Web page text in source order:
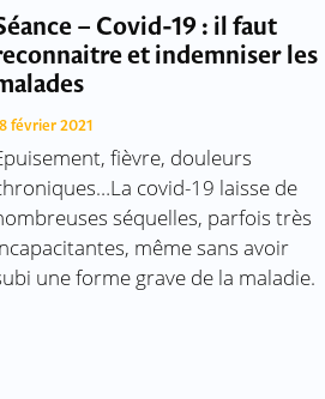
– Covid-19 : il faut
et indemniser les
février 2021
fièvre, douleurs
covid-19 laisse de
séquelles, parfois très
même sans avoir
une forme grave de la maladie.